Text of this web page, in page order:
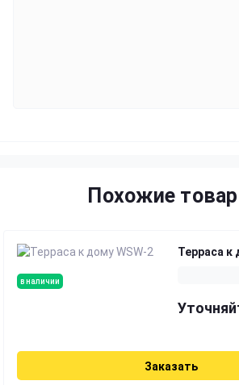
Похожие
в наличии
Терраса к
Заказать